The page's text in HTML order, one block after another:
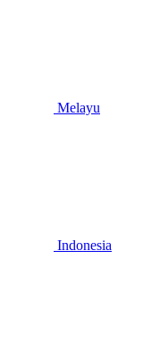
Melayu
Indonesia